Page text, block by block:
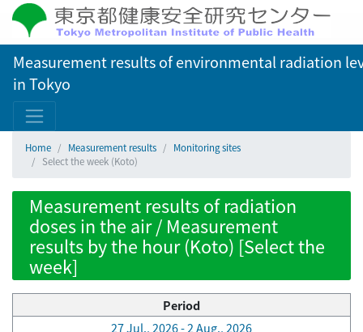
Measurement results of environmental radiation
in Tokyo
Home Measurement results
Monitoring sites
Select the week (Koto)
Measurement results of radiation
doses in the air / Measurement
results by the hour (Koto) [Select the
week]
Period
27 Jul., 2026 - 2 Aug., 2026